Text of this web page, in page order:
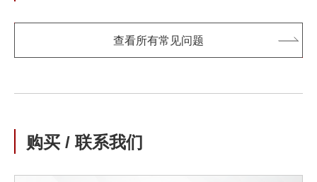
查看所有常见问题
购买 / 联系我们